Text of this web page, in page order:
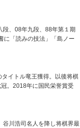
段、08年九段、88年第１期
に「読みの技法」「島ノー
イトル竜王獲得。以後将棋
。2018年に国民栄誉賞受
川浩司名人を降し将棋界最